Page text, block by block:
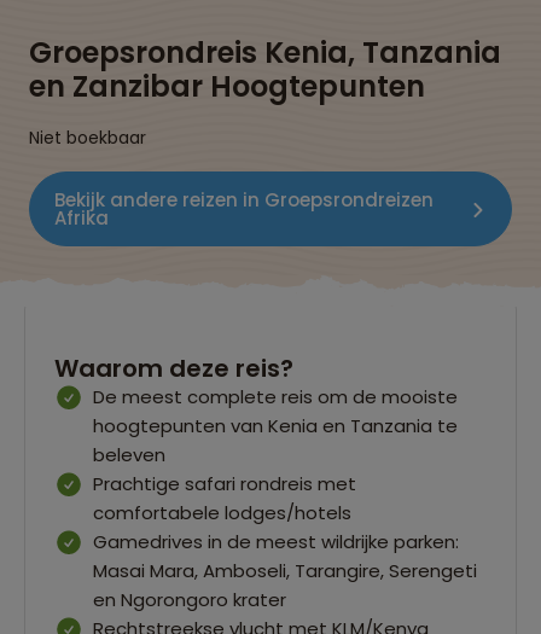
Groepsrondreis Kenia, Tanzania
en Zanzibar Hoogtepunten
Niet boekbaar
Bekijk andere reizen in Groepsrondreizen
Afrika
Waarom deze reis?
De meest complete reis om de mooiste
hoogtepunten van Kenia en Tanzania te
beleven
Prachtige safari rondreis met
comfortabele lodges/hotels
Gamedrives in de meest wildrijke parken:
Masai Mara, Amboseli, Tarangire, Serengeti
en Ngorongoro krater
Rechtstreekse vlucht met KLM/Kenya